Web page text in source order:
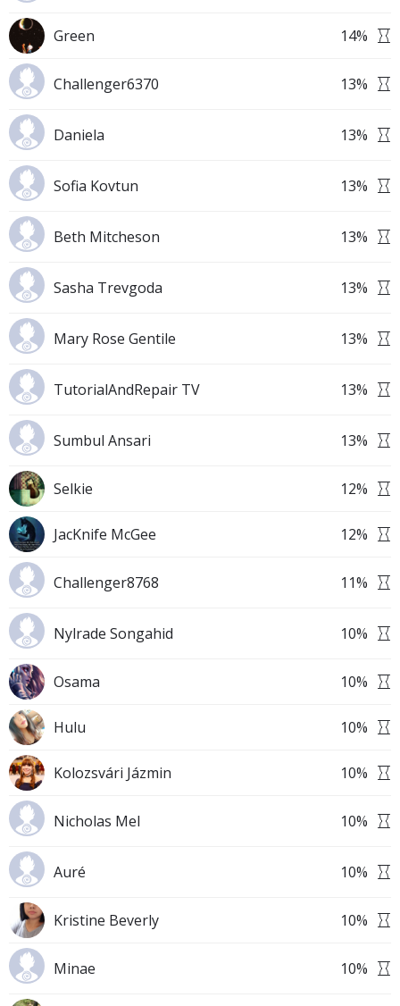
Green 14%
Challenger6370 13%
Daniela 13%
Sofia Kovtun 13%
Beth Mitcheson 13%
Sasha Trevgoda 13%
Mary Rose Gentile 13%
TutorialAndRepair TV 13%
Sumbul Ansari 13%
Selkie 12%
JacKnife McGee 12%
Challenger8768 11%
Nylrade Songahid 10%
Osama 10%
Hulu 10%
Kolozsvári Jázmin 10%
Nicholas Mel 10%
Auré 10%
Kristine Beverly 10%
Minae 10%